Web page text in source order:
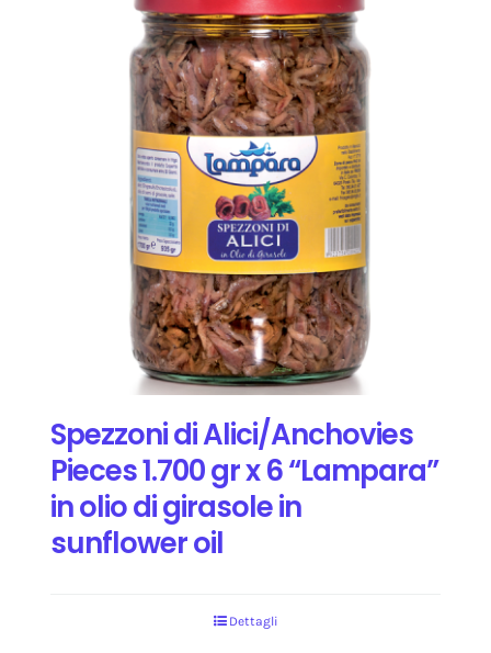
Spezzoni di Alici/Anchovies
Pieces 1.700 gr x 6 “Lampara”
in olio di girasole in
sunflower oil
Dettagli